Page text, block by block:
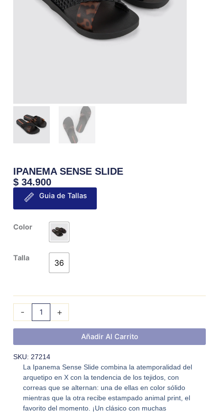
IPANEMA SENSE SLIDE
$34.900
Guia de Tallas
Color
Talla 36
-
IPANEMA
cantidad
+
Añadir Al Carrito
SKU: 27214
La Ipanema Sense Slide combina la atemporalidad del
arquetipo en X con la tendencia de los tejidos, con
correas que se alternan: una de ellas en color sólido
mientras que la otra recibe estampado animal print, el
favorito del momento. ¡Un clásico con muchas